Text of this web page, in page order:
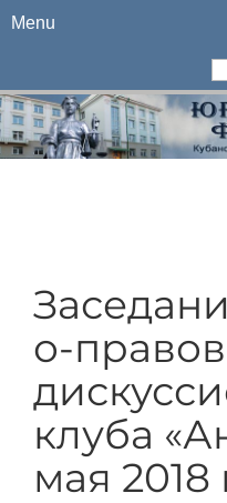
Menu
о-
клуба
мая 2018